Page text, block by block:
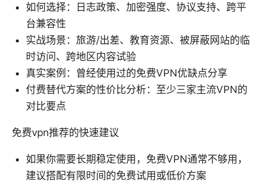
如何选择：日志政策、加密强度、协议支持、跨平
台兼容性
实战场景：旅游/出差、教育资源、被屏蔽网站的临
时访问、跨地区内容试验
真实案例：曾经使用过的免费VPN优缺点分享
付费替代方案的性价比分析：至少三家主流VPN的
对比要点
免费vpn推荐的快速建议
如果你需要长期稳定使用，免费VPN通常不够用，
建议搭配有限时间的免费试用或低价方案